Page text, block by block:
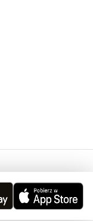
Reserved.